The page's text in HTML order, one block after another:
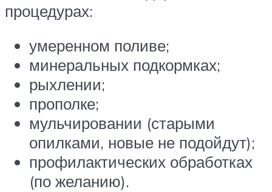
процедурах:
умеренном поливе;
минеральных подкормках;
рыхлении;
прополке;
мульчировании (старыми
опилками, новые не подойдут);
профилактических обработках
(по желанию).